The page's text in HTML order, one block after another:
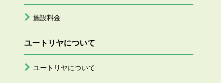
施設料金
ユートリヤについて
ユートリヤについて